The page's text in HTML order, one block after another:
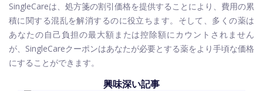
SingleCareは、処方箋の割引価格を提供することにより、費用の累
積に関する混乱を解消するのに役立ちます。そして、多くの薬は
あなたの自己負担の最大額または控除額にカウントされません
が、SingleCareクーポンはあなたが必要とする薬をより手頃な価格
にすることができます。
興味深い記事